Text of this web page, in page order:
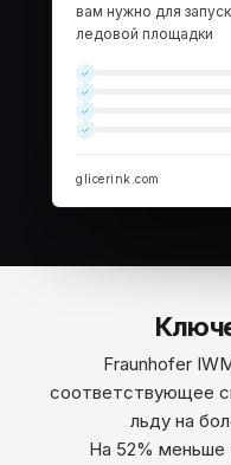
вам нужно для
ледовой площадки
glicerink.com
Fraunhofer
соответствующее
льду на
На 52% меньше